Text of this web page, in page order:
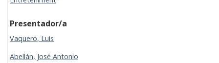
Presentador/a
Vaquero, Luis
Abellán, José Antonio